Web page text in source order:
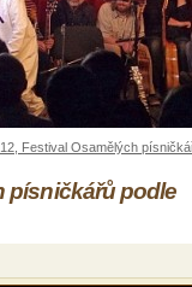
Festival Osamělých
písničkářů podle